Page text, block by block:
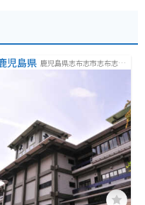
児島県 鹿児島県志布志市志布志町